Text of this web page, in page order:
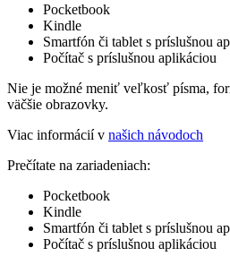
Pocketbook
Kindle
Smartfón či tablet s príslušnou
Počítač s príslušnou aplikáciou
Nie je možné meniť veľkosť písma,
väčšie obrazovky.
Viac informácií v našich návodoch
Prečítate na zariadeniach:
Pocketbook
Kindle
Smartfón či tablet s príslušnou
Počítač s príslušnou aplikáciou